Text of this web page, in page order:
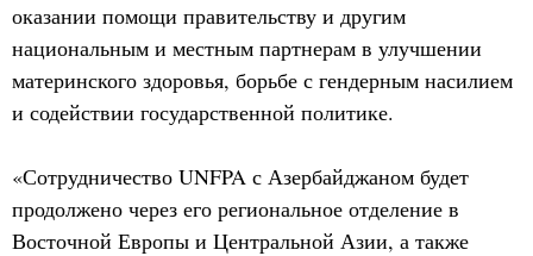
оказании помощи правительству и другим
национальным и местным партнерам в улучшении
материнского здоровья, борьбе с гендерным насилием
и содействии государственной политике.
«Сотрудничество UNFPA с Азербайджаном будет
продолжено через его региональное отделение в
Восточной Европы и Центральной Азии, а также